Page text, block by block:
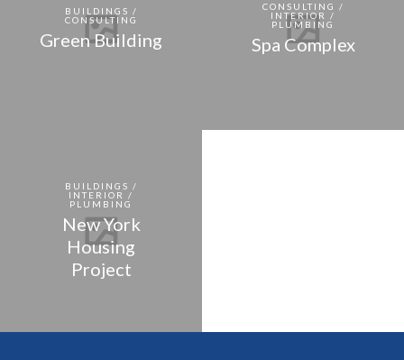
BUILDINGS /
CONSULTING
Green Building
CONSULTING /
INTERIOR /
PLUMBING
Spa Complex
BUILDINGS /
INTERIOR /
PLUMBING
New York
Housing
Project